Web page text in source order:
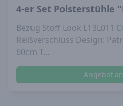
4-er Set Polsterstühle
Bezug Stoff Look L13L011
Reißverschluss Design:
60cm T...
Angebot